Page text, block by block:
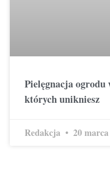
Pielęgnacja ogrodu
których unikniesz
Redakcja 20